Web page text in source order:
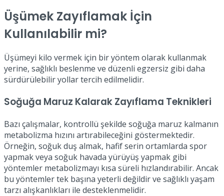
Üşümek Zayıflamak İçin
Kullanılabilir mi?
Üşümeyi kilo vermek için bir yöntem olarak kullanmak
yerine, sağlıklı beslenme ve düzenli egzersiz gibi daha
sürdürülebilir yollar tercih edilmelidir.
Soğuğa Maruz Kalarak Zayıflama Teknikleri
Bazı çalışmalar, kontrollü şekilde soğuğa maruz kalmanın
metabolizma hızını artırabileceğini göstermektedir.
Örneğin, soğuk duş almak, hafif serin ortamlarda spor
yapmak veya soğuk havada yürüyüş yapmak gibi
yöntemler metabolizmayı kısa süreli hızlandırabilir. Ancak
bu yöntemler tek başına yeterli değildir ve sağlıklı yaşam
tarzı alışkanlıkları ile desteklenmelidir.